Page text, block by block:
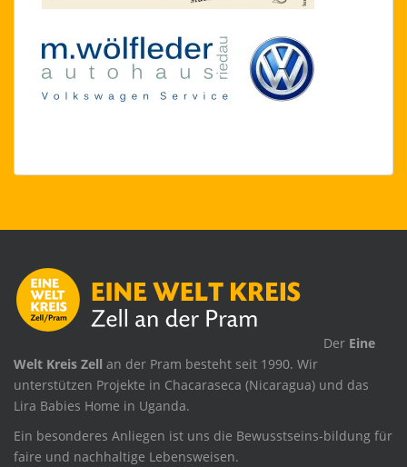
Der Eine
Welt Kreis Zell an der Pram besteht seit 1990. Wir
unterstützen Projekte in Chacaraseca (Nicaragua) und das
Lira Babies Home in Uganda.
Ein besonderes Anliegen ist uns die Bewusstseins-bildung für
faire und nachhaltige Lebensweisen.